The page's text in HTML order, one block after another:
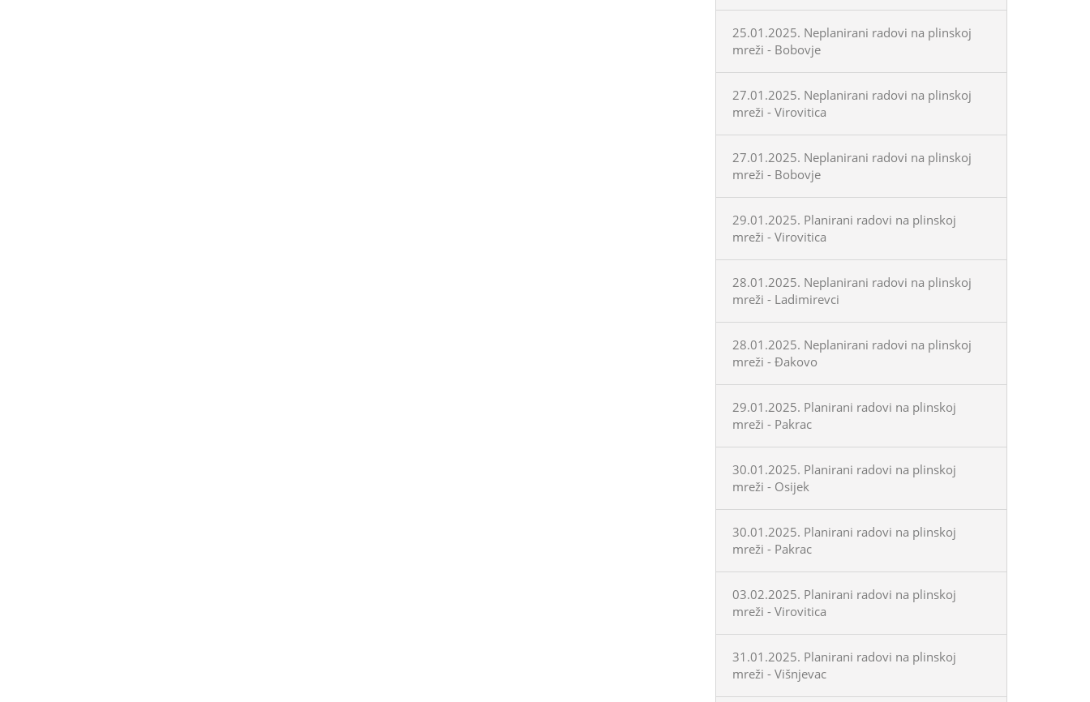
25.01.2025. Neplanirani radovi na plinskoj
mreži - Bobovje
27.01.2025. Neplanirani radovi na plinskoj
mreži - Virovitica
27.01.2025. Neplanirani radovi na plinskoj
mreži - Bobovje
29.01.2025. Planirani radovi na plinskoj
mreži - Virovitica
28.01.2025. Neplanirani radovi na plinskoj
mreži - Ladimirevci
28.01.2025. Neplanirani radovi na plinskoj
mreži - Đakovo
29.01.2025. Planirani radovi na plinskoj
mreži - Pakrac
30.01.2025. Planirani radovi na plinskoj
mreži - Osijek
30.01.2025. Planirani radovi na plinskoj
mreži - Pakrac
03.02.2025. Planirani radovi na plinskoj
mreži - Virovitica
31.01.2025. Planirani radovi na plinskoj
mreži - Višnjevac